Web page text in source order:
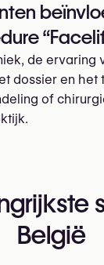
de ervaring
dossier en het
of
België